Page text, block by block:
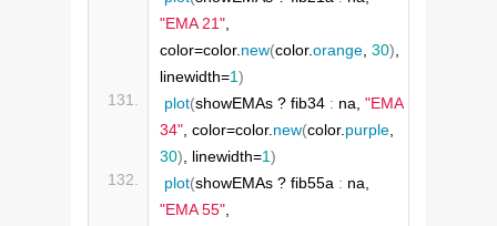
"EMA 21",
color=color.new(color.orange, 30),
linewidth=1)
plot(showEMAs ? fib34 : na, "EMA
34", color=color.new(color.purple
30), linewidth=1)
plot(showEMAs ? fib55a :
"EMA 55",